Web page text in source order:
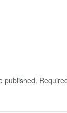
published.